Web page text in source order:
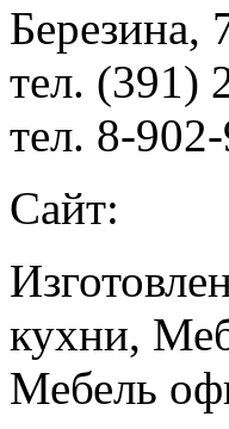
Березина,
тел. (391)
тел. 8-
Сайт:
кухни,
Мебель